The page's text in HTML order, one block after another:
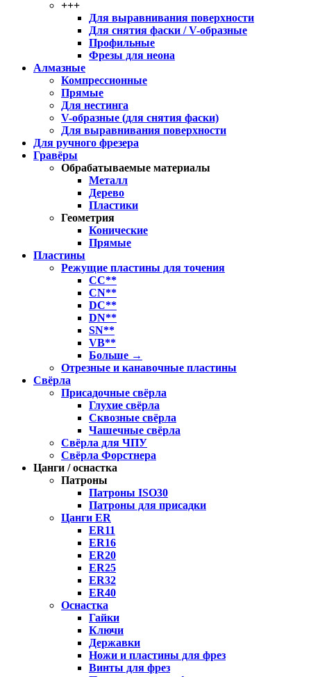
+++
Для выравнивания поверхности
Для снятия фаски / V-образные
Профильные
Фрезы для неона
Алмазные
Компрессионные
Прямые
Для нестинга
V-образные (для снятия фаски)
Для выравнивания поверхности
Для ручного фрезера
Гравёры
Обрабатываемые материалы
Металл
Дерево
Пластики
Геометрия
Конические
Прямые
Пластины
Режущие пластины для точения
CC**
CN**
DC**
DN**
SN**
VB**
Больше →
Отрезные и канавочные пластины
Свёрла
Присадочные свёрла
Глухие свёрла
Сквозные свёрла
Чашечные свёрла
Свёрла для ЧПУ
Свёрла Форстнера
Цанги / оснастка
Патроны
Патроны ISO30
Патроны для присадки
Цанги ER
ER11
ER16
ER20
ER25
ER32
ER40
Оснастка
Гайки
Ключи
Державки
Ножи и пластины для фрез
Винты для фрез